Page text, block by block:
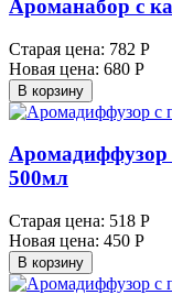
Ароманабор с
Старая цена: 782 Р
Новая цена: 680 Р
В корзину
Аромадиффузор
500мл
Старая цена: 518 Р
Новая цена: 450 Р
В корзину